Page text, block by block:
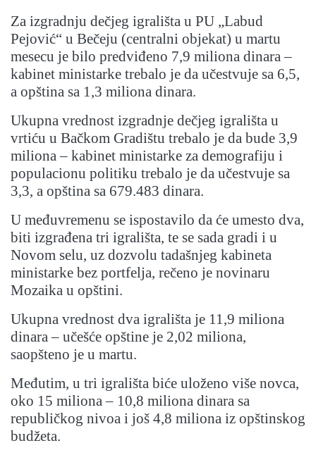
Za izgradnju dečjeg igrališta u PU „Labud
Pejović“ u Bečeju (centralni objekat) u martu
mesecu je bilo predviđeno 7,9 miliona dinara –
kabinet ministarke trebalo je da učestvuje sa 6,5,
a opština sa 1,3 miliona dinara.
Ukupna vrednost izgradnje dečjeg igrališta u
vrtiću u Bačkom Gradištu trebalo je da bude 3,9
miliona – kabinet ministarke za demografiju i
populacionu politiku trebalo je da učestvuje sa
3,3, a opština sa 679.483 dinara.
U međuvremenu se ispostavilo da će umesto dva,
biti izgrađena tri igrališta, te se sada gradi i u
Novom selu, uz dozvolu tadašnjeg kabineta
ministarke bez portfelja, rečeno je novinaru
Mozaika u opštini.
Ukupna vrednost dva igrališta je 11,9 miliona
dinara – učešće opštine je 2,02 miliona,
saopšteno je u martu.
Međutim, u tri igrališta biće uloženo više novca,
oko 15 miliona – 10,8 miliona dinara sa
republičkog nivoa i još 4,8 miliona iz opštinskog
budžeta.